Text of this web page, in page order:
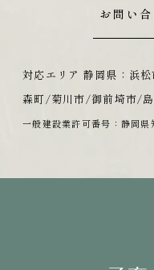
お問い
対応エリア 静岡県：浜
森町/菊川市/御前埼市/
一般建設業許可番号：静岡